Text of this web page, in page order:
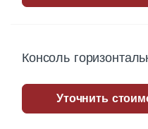
Консоль
Уточнить